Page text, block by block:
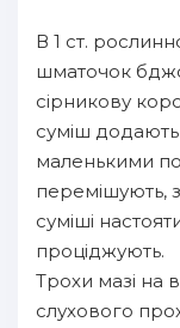
В 1 ст.
шматочок
сірникову
суміш
маленькими
перемішують,
суміші
проціджують.
Трохи мазі на
слухового